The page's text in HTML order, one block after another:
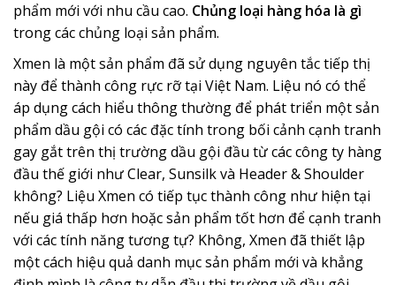
phẩm mới với nhu cầu cao. Chủng loại hàng hóa là gì
trong các chủng loại sản phẩm.
Xmen là một sản phẩm đã sử dụng nguyên tắc tiếp thị
này để thành công rực rỡ tại Việt Nam. Liệu nó có thể
áp dụng cách hiểu thông thường để phát triển một sản
phẩm dầu gội có các đặc tính trong bối cảnh cạnh tranh
gay gắt trên thị trường dầu gội đầu từ các công ty hàng
đầu thế giới như Clear, Sunsilk và Header & Shoulder
không? Liệu Xmen có tiếp tục thành công như hiện tại
nếu giá thấp hơn hoặc sản phẩm tốt hơn để cạnh tranh
với các tính năng tương tự? Không, Xmen đã thiết lập
một cách hiệu quả danh mục sản phẩm mới và khẳng